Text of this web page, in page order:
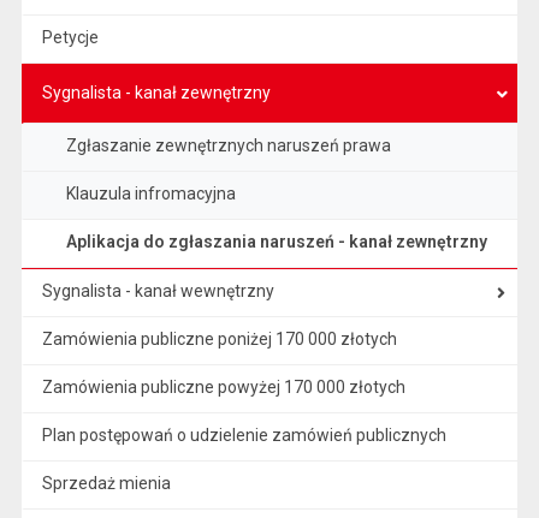
Petycje
Sygnalista - kanał zewnętrzny
Zgłaszanie zewnętrznych naruszeń prawa
Klauzula infromacyjna
Aplikacja do zgłaszania naruszeń - kanał zewnętrzny
Sygnalista - kanał wewnętrzny
Zamówienia publiczne poniżej 170 000 złotych
Zamówienia publiczne powyżej 170 000 złotych
Plan postępowań o udzielenie zamówień publicznych
Sprzedaż mienia